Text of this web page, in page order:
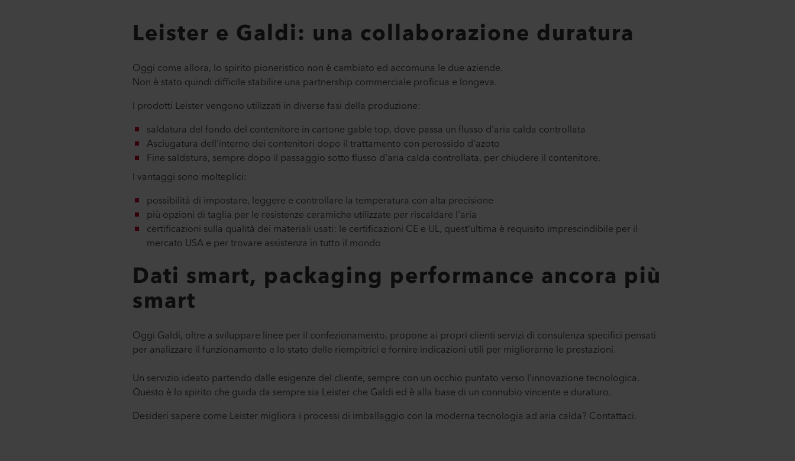
Leister e Galdi: una collaborazione duratura
Oggi come allora, lo spirito pioneristico non è cambiato ed accomuna le due aziende.
Non è stato quindi difficile stabilire una partnership commerciale proficua e longeva.
I prodotti Leister vengono utilizzati in diverse fasi della produzione:
saldatura del fondo del contenitore in cartone gable top, dove passa un flusso d'aria calda controllata
Asciugatura dell'interno dei contenitori dopo il trattamento con perossido d'azoto
Fine saldatura, sempre dopo il passaggio sotto flusso d'aria calda controllata, per chiudere il contenitore.
I vantaggi sono molteplici:
possibilità di impostare, leggere e controllare la temperatura con alta precisione
più opzioni di taglia per le resistenze ceramiche utilizzate per riscaldare l'aria
certificazioni sulla qualità dei materiali usati: le certificazioni CE e UL, quest'ultima è requisito imprescindibile per il
mercato USA e per trovare assistenza in tutto il mondo
Dati smart, packaging performance ancora più
smart
Oggi Galdi, oltre a sviluppare linee per il confezionamento, propone ai propri clienti servizi di consulenza specifici pensati
per analizzare il funzionamento e lo stato delle riempitrici e fornire indicazioni utili per migliorarne le prestazioni.
Un servizio ideato partendo dalle esigenze del cliente, sempre con un occhio puntato verso l'innovazione tecnologica.
Questo è lo spirito che guida da sempre sia Leister che Galdi ed è alla base di un connubio vincente e duraturo.
Desideri sapere come Leister migliora i processi di imballaggio con la moderna tecnologia ad aria calda? Contattaci.